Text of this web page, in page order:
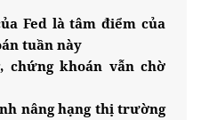
Fed là tâm điểm của
tuần này
chứng khoán vẫn chờ
nâng hạng thị trường